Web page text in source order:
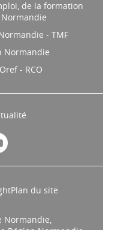
de la formation
- TMF
Normandie
- RCO
Plan du site
Normandie,